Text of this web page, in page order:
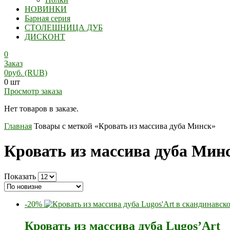
НОВИНКИ
Барная серия
СТОЛЕШНИЦА ДУБ
ДИСКОНТ
0
Заказ
0руб. (RUB)
0 шт
Просмотр заказа
Нет товаров в заказе.
Главная Товары с меткой «Кровать из массива дуба Минск»
Кровать из массива дуба
Показать
-20%
Кровать из массива дуба Lugos’Art